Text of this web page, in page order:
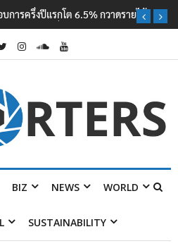
กโต 6.5% กวาดรายได้ 2.3 หมื่นล้านยูโร
4 แบรนด์ใหม่บุกตลาดไทย
BIZ NEWS WORLD